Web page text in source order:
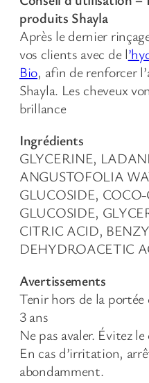
produits Shayla
Après le dernier
vos clients avec de l
Bio, afin de renforcer
Shayla. Les cheveux
brillance
Ingrédients
GLYCERINE,
ANGUSTOFOLIA
GLUCOSIDE,
GLUCOSIDE,
CITRIC ACID,
DEHYDROACETIC
Avertissements
Tenir hors de la
3 ans
Ne pas avaler. Évitez
En cas d’irritation,
abondamment.